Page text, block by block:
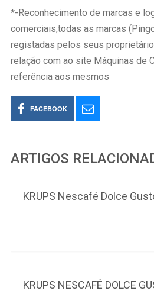
*-Reconhecimento de marcas e
comerciais,todas as marcas
registadas pelos seus
relação com ao site Máquinas de
referência aos mesmos
FACEBOOK
ARTIGOS
KRUPS Nescafé Dolce
KRUPS NESCAFÉ DOLCE